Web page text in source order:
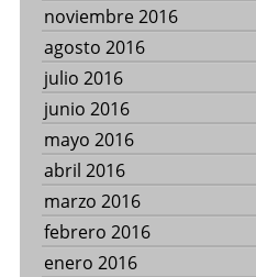
noviembre 2016
agosto 2016
julio 2016
junio 2016
mayo 2016
abril 2016
marzo 2016
febrero 2016
enero 2016